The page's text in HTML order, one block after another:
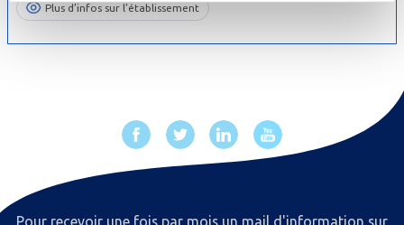
Plus d’infos sur l’établissement
Pour recevoir une fois par mois un mail d'information sur